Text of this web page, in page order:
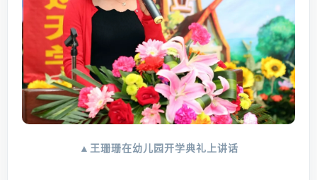
▲王珊珊在幼儿园开学典礼上讲话